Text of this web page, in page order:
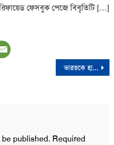
ফেসবুক পেজে বিবৃতিটি […]
ভারতকে হারিয়ে সাফের ফাইনালে বাংলাদেশের মেয়েরা
published. Required